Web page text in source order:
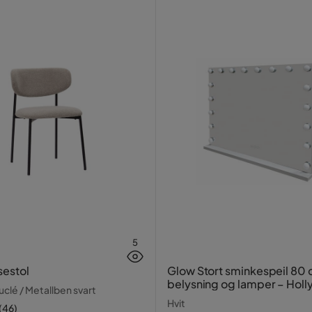
5
/ Metallben svart
(46)
Glow Stort sminkespeil 80
belysning og lamper –
speil med USB-lading
Hvit